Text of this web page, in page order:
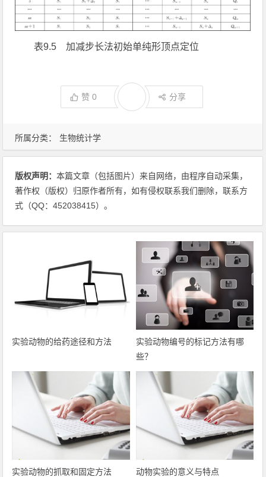
表9.5 加减步长法初始单纯形顶点定位
赞0 分享
所属分类： 生物统计学
版权声明：本篇文章（包括图片）来自网络，由程序自动采集，
著作权（版权）归原作者所有，如有侵权联系我们删除，联系方
式（QQ：452038415）。
实验动物的给药途径和方法
实验动物编号的标记方法有哪
些？
实验动物的抓取和固定方法 动物实验的意义与特点